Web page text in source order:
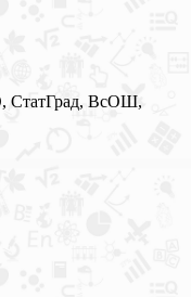
СтатГрад, ВсОШ,